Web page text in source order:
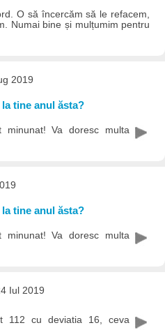
O să încercăm să le refacem,
Numai bine și mulțumim pentru
2019
tine anul ăsta?
minunat! Va doresc multa
tine anul ăsta?
minunat! Va doresc multa
Iul 2019
112 cu deviatia 16, ceva